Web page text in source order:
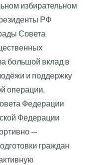
избирательном
РФ
Совета
большой вклад в
и поддержку
операции.
Федерации
Федерации
—
граждан